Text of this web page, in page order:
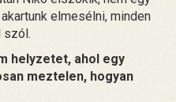
elmesélni, minden
szól.
helyzetet, ahol egy
meztelen, hogyan